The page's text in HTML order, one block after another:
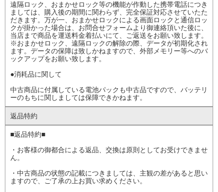
遠隔ロック、おまかせロック等の機能が作動した携帯電話につき
ましては、購入後の期間に関わらず、完全保証対応させていたた
だきます。万が一、おまかせロックによる画面ロックと通信ロッ
クが掛かった場合は、お問合せフォームより御連絡頂いた後に、
当店まで商品を運送料金着払いにて、ご返送をお願い致します。
※おまかせロック、遠隔ロックの解除の際、データが初期化され
ます。データの保障は致しかねますので、外部メモリー等へのバ
ックアップをお願い致します。
●消耗品に関して
中古商品に付属している電池パックも中古品ですので、バッテリ
ーのもちに関しましては保障できかねます。
返品特約
■返品特約■
・お客様の御都合による返品、交換は原則としてお受けできませ
ん。
・中古商品の状態の記載につきましては、主観の差があると思い
ますので、ご了承の上お買い求めください。